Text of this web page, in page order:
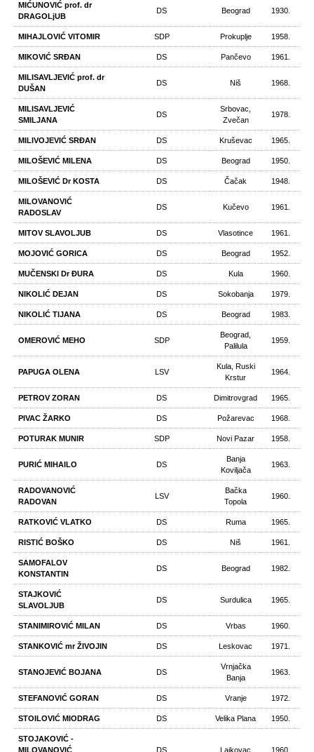
MIĆUNOVIĆ prof. dr
DRAGOLjUB
DS Beograd 1930.
MIHAJLOVIĆ VITOMIR SDP Prokuplje 1958.
MIKOVIĆ SRĐAN DS Pančevo 1961.
MILISAVLJEVIĆ prof. dr
DUŠAN
DS Niš 1968.
MILISAVLJEVIĆ
SMILJANA
DS
Srbovac,
Zvečan
1978.
MILIVOJEVIĆ SRĐAN DS Kruševac 1965.
MILOŠEVIĆ MILENA DS Beograd 1950.
MILOŠEVIĆ Dr KOSTA DS Čačak 1948.
MILOVANOVIĆ
RADOSLAV
DS Kučevo 1961.
MITOV SLAVOLJUB DS Vlasotince 1961.
MOJOVIĆ GORICA DS Beograd 1952.
MUČENSKI Dr ĐURA DS Kula 1960.
NIKOLIĆ DEJAN DS Sokobanja 1979.
NIKOLIĆ TIJANA DS Beograd 1983.
OMEROVIĆ MEHO SDP
Beograd,
Palilula
1959.
PAPUGA OLENA LSV
Kula, Ruski
Krstur
1964.
PETROV ZORAN DS Dimitrovgrad 1965.
PIVAC ŽARKO DS Požarevac 1968.
POTURAK MUNIR SDP Novi Pazar 1958.
PURIĆ MIHAILO DS
Banja
Koviljača
1963.
RADOVANOVIĆ
RADOVAN
LSV
Bačka
Topola
1960.
RATKOVIĆ VLATKO DS Ruma 1965.
RISTIĆ BOŠKO DS Niš 1961.
SAMOFALOV
KONSTANTIN
DS Beograd 1982.
STAJKOVIĆ
SLAVOLJUB
DS Surdulica 1965.
STANIMIROVIĆ MILAN DS Vrbas 1960.
STANKOVIĆ mr ŽIVOJIN DS Leskovac 1971.
STANOJEVIĆ BOJANA DS
Vrnjačka
Banja
1963.
STEFANOVIĆ GORAN DS Vranje 1972.
STOILOVIĆ MIODRAG DS Velika Plana 1950.
STOJAKOVIĆ -
MILOVANOVIĆ
DS Lajkovac 1960.